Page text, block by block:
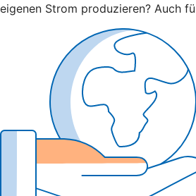
eigenen Strom produzieren? Auch